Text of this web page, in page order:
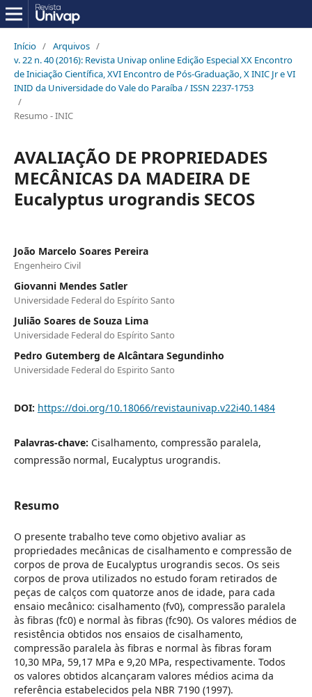
Início / Arquivos /
v. 22 n. 40 (2016): Revista Univap online Edição Especial XX Encontro
de Iniciação Científica, XVI Encontro de Pós-Graduação, X INIC Jr e VI
INID da Universidade do Vale do Paraíba / ISSN 2237-1753
/
Resumo - INIC
AVALIAÇÃO DE PROPRIEDADES
MECÂNICAS DA MADEIRA DE
Eucalyptus urograndis SECOS
João Marcelo Soares Pereira
Engenheiro Civil
Giovanni Mendes Satler
Universidade Federal do Espírito Santo
Julião Soares de Souza Lima
Universidade Federal do Espírito Santo
Pedro Gutemberg de Alcântara Segundinho
Universidade Federal do Espirito Santo
DOI: https://doi.org/10.18066/revistaunivap.v22i40.1484
Palavras-chave: Cisalhamento, compressão paralela,
compressão normal, Eucalyptus urograndis.
Resumo
O presente trabalho teve como objetivo avaliar as
propriedades mecânicas de cisalhamento e compressão de
corpos de prova de Eucalyptus urograndis secos. Os seis
corpos de prova utilizados no estudo foram retirados de
peças de calços com quatorze anos de idade, para cada
ensaio mecânico: cisalhamento (fv0), compressão paralela
às fibras (fc0) e normal às fibras (fc90). Os valores médios de
resistência obtidos nos ensaios de cisalhamento,
compressão paralela às fibras e normal às fibras foram
10,30 MPa, 59,17 MPa e 9,20 MPa, respectivamente. Todos
os valores obtidos alcançaram valores médios acima da
referência estabelecidos pela NBR 7190 (1997).